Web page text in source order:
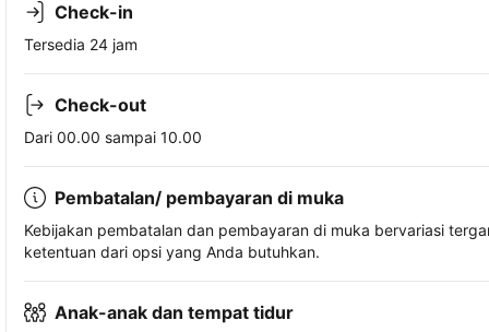
Check-in
Tersedia 24 jam
Check-out
Dari 00.00 sampai 10.00
Pembatalan/ pembayaran di muka
Kebijakan pembatalan dan pembayaran di muka bervariasi
ketentuan dari opsi yang Anda butuhkan.
Anak-anak dan tempat tidur